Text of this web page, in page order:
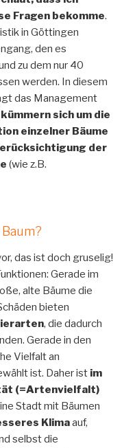
Fragen bekomme.
in Göttingen
den es
zu dem nur 40
werden. In diesem
das Management
sich um die
einzelner Bäume
der
(wie z.B.
das ist doch gruselig!
Gerade im
alte Bäume die
bieten
, die dadurch
Gerade in den
Vielfalt an
ist. Daher ist im
(=Artenvielfalt)
Stadt mit Bäumen
Klimaauf,
selbst die